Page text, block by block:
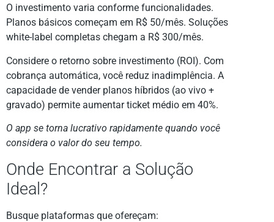
O investimento varia conforme funcionalidades.
Planos básicos começam em R$ 50/mês. Soluções
white-label completas chegam a R$ 300/mês.
Considere o retorno sobre investimento (ROI). Com
cobrança automática, você reduz inadimplência. A
capacidade de vender planos híbridos (ao vivo +
gravado) permite aumentar ticket médio em 40%.
O app se torna lucrativo rapidamente quando você
considera o valor do seu tempo.
Onde Encontrar a Solução
Ideal?
Busque plataformas que ofereçam: